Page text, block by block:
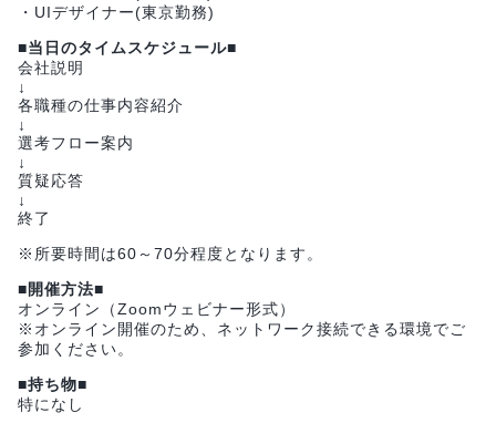
・UIデザイナー(東京勤務)
■当日のタイムスケジュール■
会社説明
↓
各職種の仕事内容紹介
↓
選考フロー案内
↓
質疑応答
↓
終了
※所要時間は60～70分程度となります。
■開催方法■
オンライン（Zoomウェビナー形式）
※オンライン開催のため、ネットワーク接続できる環境でご
参加ください。
■持ち物■
特になし